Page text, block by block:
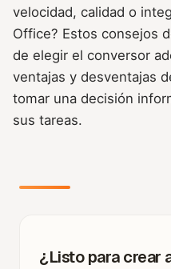
velocidad, calidad o
Office? Estos consejos
de elegir el conversor
ventajas y desventajas
tomar una decisión
sus tareas.
¿Listo para crear